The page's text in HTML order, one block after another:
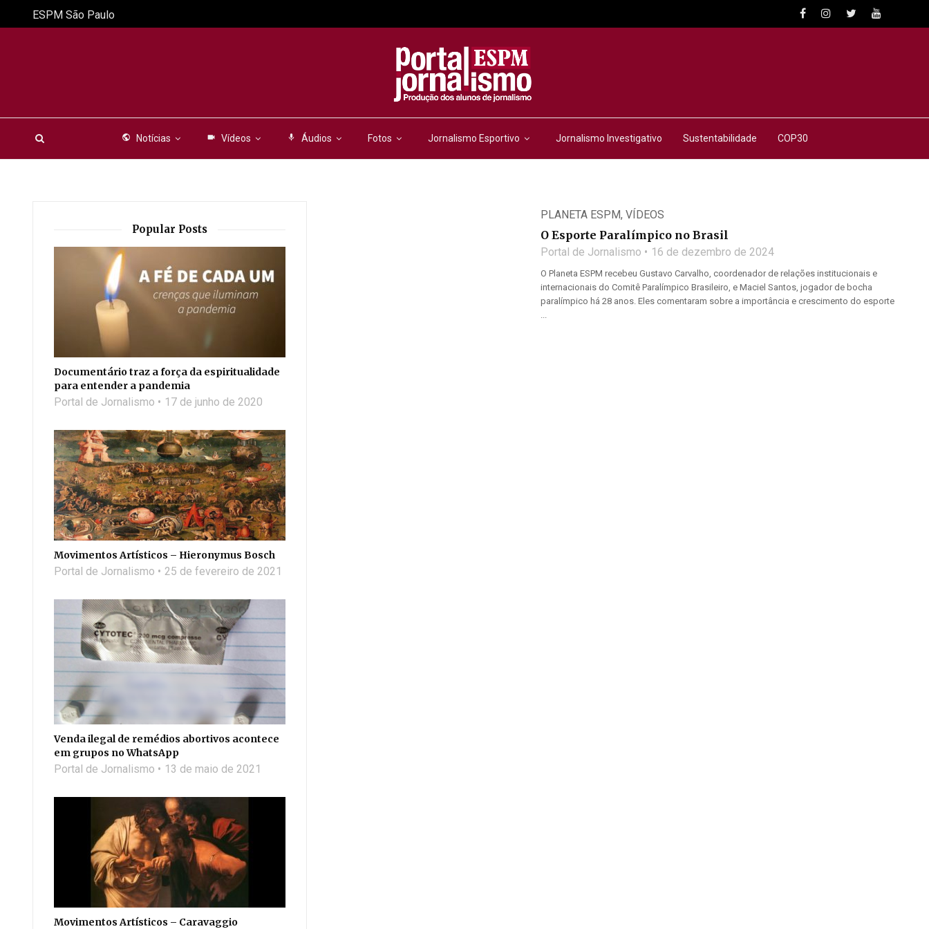
public Notícias videocam Vídeos mic Áudios Fotos Jornalismo Esportivo Jornalismo Investigativo Sustentabilidade COP30
ESPM São Paulo
PLANETA ESPM, VÍDEOS
O Esporte Paralímpico no Brasil
Portal de Jornalismo 16 de dezembro de 2024
O Planeta ESPM recebeu Gustavo Carvalho, coordenador de relações institucionais e
internacionais do Comitê Paralímpico Brasileiro, e Maciel Santos, jogador de bocha
paralímpico há 28 anos. Eles comentaram sobre a importância e crescimento do esporte
...
Popular Posts
Documentário traz a força da espiritualidade
para entender a pandemia
Portal de Jornalismo 17 de junho de 2020
Movimentos Artísticos – Hieronymus Bosch
Portal de Jornalismo 25 de fevereiro de 2021
Venda ilegal de remédios abortivos acontece
em grupos no WhatsApp
Portal de Jornalismo 13 de maio de 2021
Movimentos Artísticos – Caravaggio